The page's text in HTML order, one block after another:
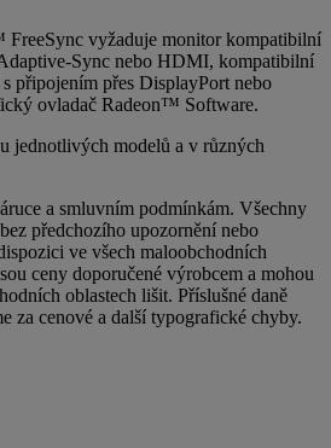
FreeSync vyžaduje monitor kompatibilní
Sync nebo HDMI, kompatibilní
připojením přes DisplayPort nebo
ovladač Radeon™ Software.
jednotlivých modelů a v různých
a smluvním podmínkám. Všechny
předchozího upozornění nebo
ve všech maloobchodních
ceny doporučené výrobcem a mohou
oblastech lišit. Příslušné daně
za cenové a další typografické chyby.